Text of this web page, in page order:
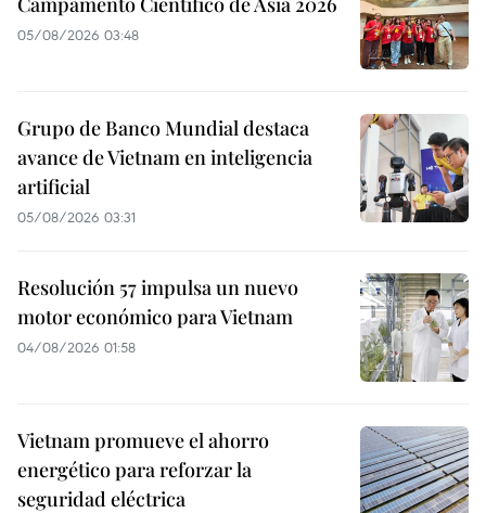
05/08/2026 03:48
Grupo de Banco Mundial destaca
avance de Vietnam en inteligencia
artificial
05/08/2026 03:31
Resolución 57 impulsa un nuevo
motor económico para Vietnam
04/08/2026 01:58
Vietnam promueve el ahorro
energético para reforzar la
seguridad eléctrica